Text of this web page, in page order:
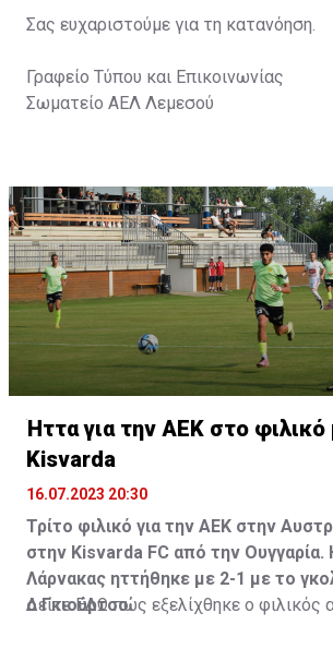
Σας ευχαριστούμε για τη κατανόηση.
Γραφείο Τύπου και Επικοινωνίας
Σωματείο ΑΕΛ Λεμεσού
Ήττα για την ΑΕΚ στο φιλικό
Kisvarda
16.07.2023 20:30
Τρίτο φιλικό για την ΑΕΚ στην
στην Kisvarda FC από την
Λάρνακας ηττήθηκε με 2-1 με το
ο Γκιούρτσο.
ΔείτεΕΔΩπώς εξελίχθηκε ο φιλικός